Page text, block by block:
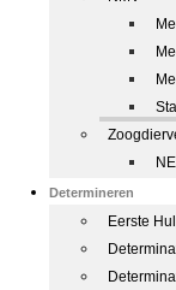
Determineren
Eerste